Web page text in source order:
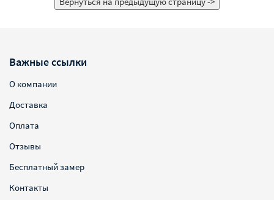
Важные ссылки
О компании
Доставка
Оплата
Отзывы
Бесплатный замер
Контакты